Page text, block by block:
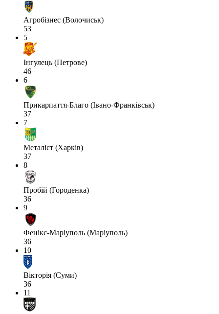
Агробізнес (Волочиськ)
53
5
Інгулець (Петрове)
46
6
Прикарпаття-Благо (Івано-Франківськ)
37
7
Металіст (Харків)
37
8
Пробій (Городенка)
36
9
Фенікс-Маріуполь (Маріуполь)
36
10
Вікторія (Суми)
36
11